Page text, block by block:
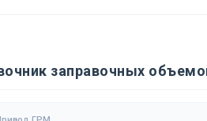
заправочных